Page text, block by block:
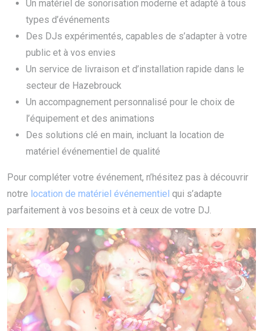
Un matériel de sonorisation moderne et adapté à tous
types d’événements
Des DJs expérimentés, capables de s’adapter à votre
public et à vos envies
Un service de livraison et d’installation rapide dans le
secteur de Hazebrouck
Un accompagnement personnalisé pour le choix de
l’équipement et des animations
Des solutions clé en main, incluant la location de
matériel événementiel de qualité
Pour compléter votre événement, n’hésitez pas à découvrir
notre location de matériel événementiel qui s’adapte
parfaitement à vos besoins et à ceux de votre DJ.